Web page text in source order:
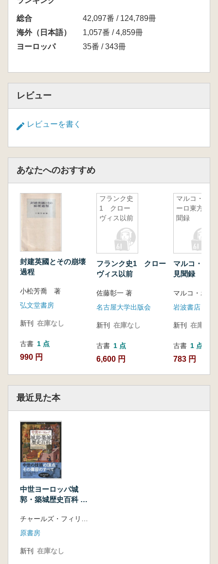
総合
42,097番 / 124,789冊
海外（日本語）
1,057番 / 4,859冊
ヨーロッパ
35番 / 343冊
レビュー
レビューを書く
あなたへのおすすめ
封建英國とその崩壊
過程
小松芳喬 著
弘文堂書房
新刊 在庫なし
古書 1 点
990 円
フランク史
1 クロー
ヴィス以前
フランク史1 クロー
ヴィス以前
佐藤彰一 著
名古屋大学出版会
新刊 在庫なし
古書 1 点
6,600 円
マルコ・ポ
ーロ東方見
聞録
マルコ・ポ
見聞録
マルコ・ポー
岩波書店
新刊 在庫なし
古書 1 点
783 円
最近見た本
中世ヨーロッパ城
郭・築城歴史百科 :
原書房
新刊 在庫なし